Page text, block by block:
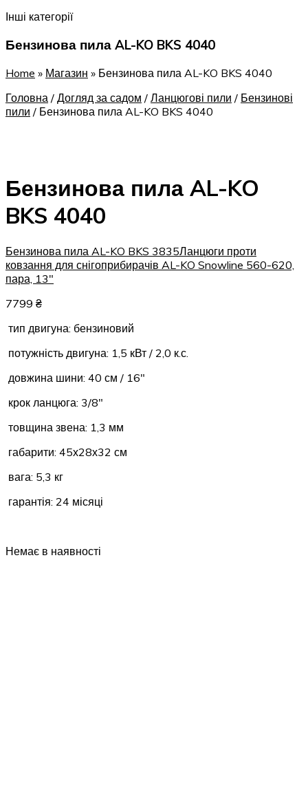
Інші категорії
Бензинова пила AL-KO BKS 4040
Home » Магазин » Бензинова пила AL-KO BKS 4040
Головна / Догляд за садом / Ланцюгові пили / Бензинові
пили / Бензинова пила AL-KO BKS 4040
Бензинова пила AL-KO
BKS 4040
Бензинова пила AL-KO BKS 3835Ланцюги проти
ковзання для снігоприбирачів AL-KO Snowline 560-620,
пара, 13"
7799 ₴
тип двигуна: бензиновий
потужність двигуна: 1,5 кВт / 2,0 к.с.
довжина шини: 40 см / 16″
крок ланцюга: 3/8″
товщина звена: 1,3 мм
габарити: 45х28х32 см
вага: 5,3 кг
гарантія: 24 місяці
Немає в наявності